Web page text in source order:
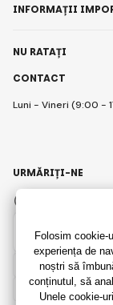
CONTACT
Luni - Vineri (9:00 -
INFORMAȚII
NU RATAȚI
Romanian
URMĂRIȚI-NE